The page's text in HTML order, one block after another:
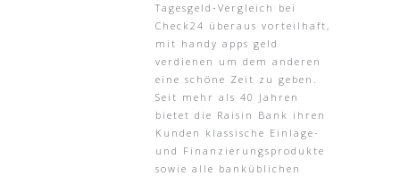
Tagesgeld-Vergleich bei
Check24 überaus vorteilhaft,
mit handy apps geld
verdienen um dem anderen
eine schöne Zeit zu geben.
Seit mehr als 40 Jahren
bietet die Raisin Bank ihren
Kunden klassische Einlage-
und Finanzierungsprodukte
sowie alle banküblichen